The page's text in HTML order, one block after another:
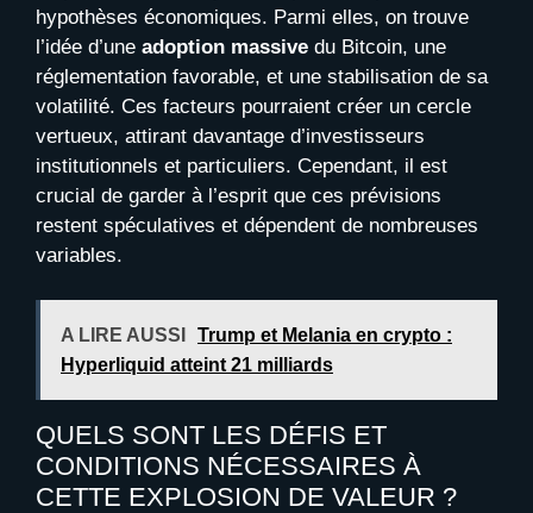
hypothèses économiques. Parmi elles, on trouve
l’idée d’une adoption massive du Bitcoin, une
réglementation favorable, et une stabilisation de sa
volatilité. Ces facteurs pourraient créer un cercle
vertueux, attirant davantage d’investisseurs
institutionnels et particuliers. Cependant, il est
crucial de garder à l’esprit que ces prévisions
restent spéculatives et dépendent de nombreuses
variables.
A LIRE AUSSI
Trump et Melania en crypto :
Hyperliquid atteint 21 milliards
QUELS SONT LES DÉFIS ET
CONDITIONS NÉCESSAIRES À
CETTE EXPLOSION DE VALEUR ?